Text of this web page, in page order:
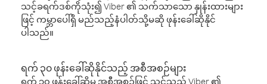
သင့်ခရက်ဒစ်ကိုသုံး၍ Viber ၏ သက်သာသော နှုန်းထားများ
ဖြင့် ကမ္ဘာပေါ်ရှိ မည်သည့်နံပါတ်သို့မဆို ဖုန်းခေါ်ဆိုနိုင်
ပါသည်။
ရက် ၃၀ ဖုန်းခေါ်ဆိုနိုင်သည့် အစီအစဉ်များ
ရက် ၃၀ ဖုန်းခေါ်ဆိုမှု အစီအစဉ်ဖြင့် သင်သည် Viber ၏